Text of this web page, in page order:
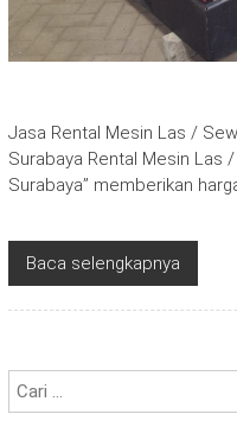
Jasa Rental Mesin Las /
Surabaya Rental Mesin Las
Surabaya” memberikan
Baca selengkapnya